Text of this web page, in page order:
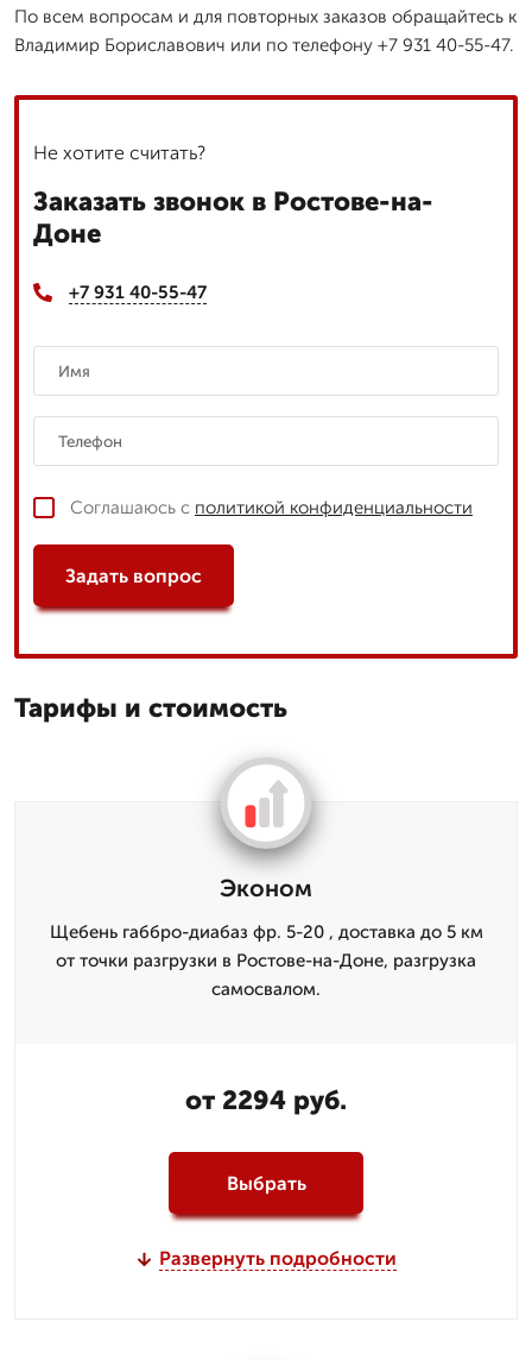
По всем вопросам и для повторных заказов обращайтесь к
Владимир Бориславович или по телефону +7 931 40-55-47.
Не хотите считать?
Заказать звонок в Ростове-на-
Доне
+7 931 40-55-47
Соглашаюсь с политикой конфиденциальности
Задать вопрос
Тарифы и стоимость
Эконом
Щебень габбро-диабаз фр. 5-20 , доставка до 5 км
от точки разгрузки в Ростове-на-Доне, разгрузка
самосвалом.
от 2294 руб.
Выбрать
Развернуть подробности